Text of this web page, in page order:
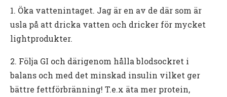
1. Öka vattenintaget. Jag är en av de där som är
usla på att dricka vatten och dricker för mycket
lightprodukter.
2. Följa GI och därigenom hålla blodsockret i
balans och med det minskad insulin vilket ger
bättre fettförbränning! T.e.x äta mer protein,